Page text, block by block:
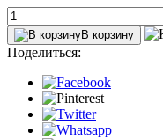
В корзину
Поделиться: